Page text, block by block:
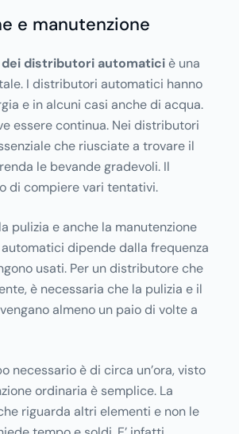
e manutenzione
dei distributori automaticiè una
I distributori automatici hanno
e in alcuni casi anche di acqua.
essere continua. Nei distributori
che riusciate a trovare il
le bevande gradevoli. Il
di compiere vari tentativi.
pulizia e anche la manutenzione
dipende dalla frequenza
usati. Per un distributore che
è necessaria che la pulizia e il
almeno un paio di volte a
necessario è di circa un’ora, visto
ordinaria è semplice. La
riguarda altri elementi e non le